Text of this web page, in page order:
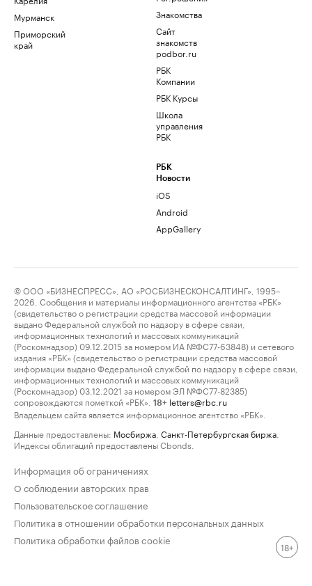
Мурманск
Приморский
край
Знакомства
Сайт
знакомств
podbor.ru
РБК
Компании
РБК Курсы
Школа
управления
РБК
РБК
Новости
iOS
Android
AppGallery
© ООО «БИЗНЕСПРЕСС», АО «РОСБИЗНЕСКОНСАЛТИНГ», 1995–
2026. Сообщения и материалы информационного агентства «РБК»
(свидетельство о регистрации средства массовой информации
выдано Федеральной службой по надзору в сфере связи,
информационных технологий и массовых коммуникаций
(Роскомнадзор) 09.12.2015 за номером ИА №ФС77-63848) и сетевого
издания «РБК» (свидетельство о регистрации средства массовой
информации выдано Федеральной службой по надзору в сфере связи,
информационных технологий и массовых коммуникаций
(Роскомнадзор) 03.12.2021 за номером ЭЛ №ФС77-82385)
сопровождаются пометкой «РБК».
18+ letters@rbc.ru
Владельцем сайта является информационное агентство «РБК».
Данные предоставлены: Мосбиржа Санкт-Петербургская биржа
Индексы облигаций предоставлены Cbonds.
Информация об ограничениях
О соблюдении авторских прав
Пользовательское соглашение
Политика в отношении обработки персональных данных
Политика обработки файлов cookie
18+